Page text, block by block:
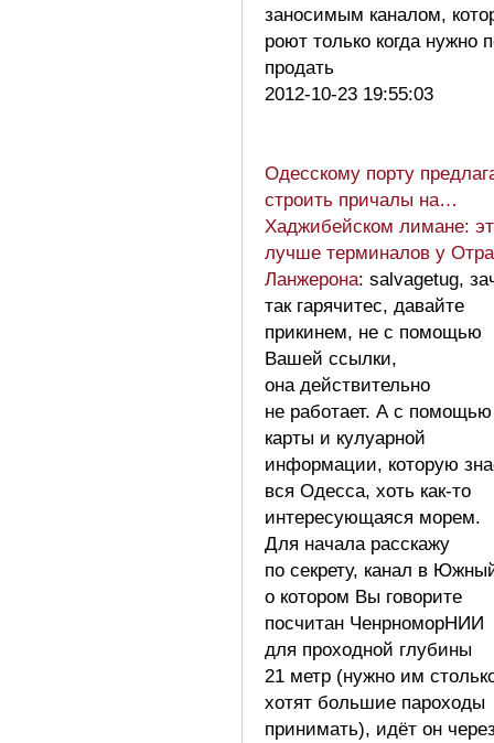
заносимым каналом,
роют только когда нужно
продать
2012-10-23 19:55:03
Одесскому порту
строить причалы на…
Хаджибейском лимане:
лучше терминалов у
Ланжерона: salvagetug,
так гарячитес, давайте
прикинем, не с помощью
Вашей ссылки,
она действительно
не работает. А с помощью
карты и кулуарной
информации, которую
вся Одесса, хоть как-то
интересующаяся морем.
Для начала расскажу
по секрету, канал в
о котором Вы говорите
посчитан ЧенрноморНИИ
для проходной глубины
21 метр (нужно им
хотят большие пароходы
принимать), идёт он